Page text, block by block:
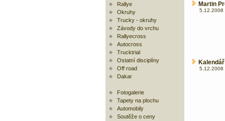
Rallye
Okruhy
Trucky - okruhy
Závody do vrchu
Rallyecross
Autocross
Trucktrial
Ostatní disciplíny
Off road
Dakar
Fotogalerie
Tapety na plochu
Automobily
Soutěže o ceny
Martin
5.12.2008
5.12.2008